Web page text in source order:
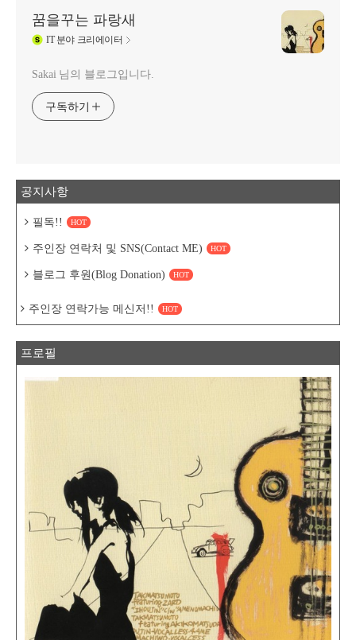
꿈을꾸는 파랑새
IT분야 크리에이터
Sakai 님의 블로그입니다.
구독하기
공지사항
필독!! HOT
주인장 연락처 및 SNS(Contact ME) HOT
블로그 후원(Blog Donation) HOT
주인장 연락가능 메신저!! HOT
프로필